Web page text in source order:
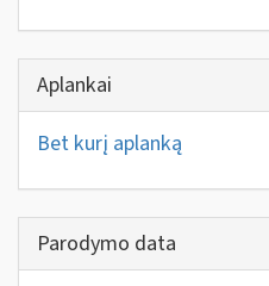
Aplankai
Bet kurį aplanką
Parodymo data